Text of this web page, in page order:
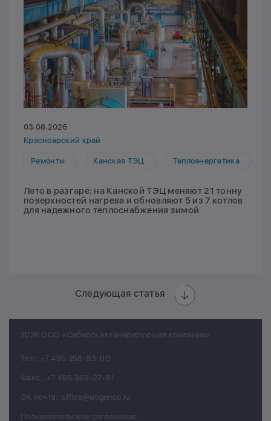
03.08.2026
Красноярский край
Ремонты Канская ТЭЦ Теплоэнергетика
Лето в разгаре: на Канской ТЭЦ меняют 21 тонну
поверхностей нагрева и обновляют 5 из 7 котлов
для надежного теплоснабжения зимой
Следующая статья
2026 ООО «Сибирская генерирующая компания»
Тел.: +7 495 258-83-00
Факс.: +7 495 363-27-81
Эл. почта.: office@sibgenco.ru
Пользовательское соглашение